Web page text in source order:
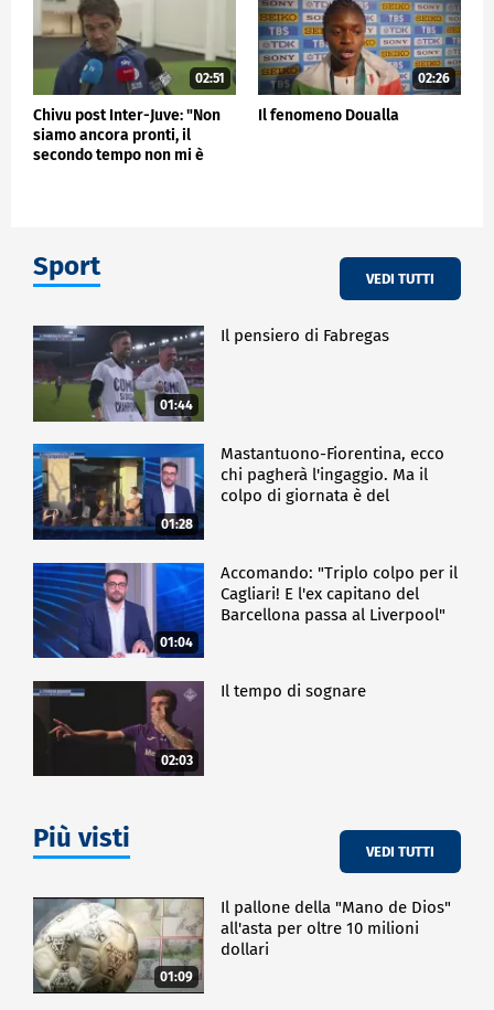
02:51
Chivu post Inter-Juve: "Non
siamo ancora pronti, il
secondo tempo non mi è
02:26
Il fenomeno Doualla
Sport VEDI TUTTI
01:44
Il pensiero di Fabregas
01:28
Mastantuono-Fiorentina, ecco
chi pagherà l'ingaggio. Ma il
colpo di giornata è del
01:04
Accomando: "Triplo colpo per il
Cagliari! E l'ex capitano del
Barcellona passa al Liverpool"
02:03
Il tempo di sognare
Più visti VEDI TUTTI
01:09
Il pallone della "Mano de Dios"
all'asta per oltre 10 milioni
dollari